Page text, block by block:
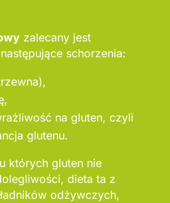
zalecany jest
schorzenia:
na gluten, czyli
glutenu.
których gluten nie
dieta ta z
odżywczych,